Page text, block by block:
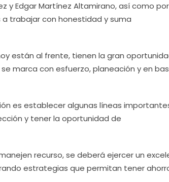
y Edgar Martínez Altamirano, así como
a trabajar con honestidad y suma
están al frente, tienen la gran
marca con esfuerzo, planeación y en
es establecer algunas líneas
y tener la oportunidad de
recurso, se deberá ejercer un
estrategias que permitan tener